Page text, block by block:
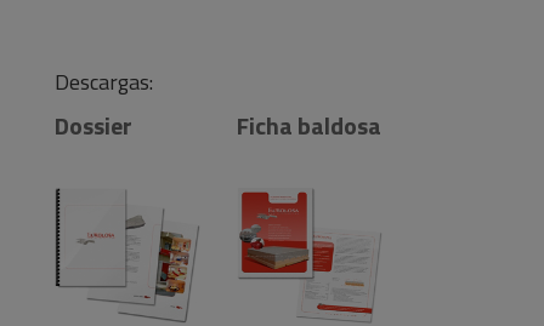
Descargas:
Dossier Ficha baldosa